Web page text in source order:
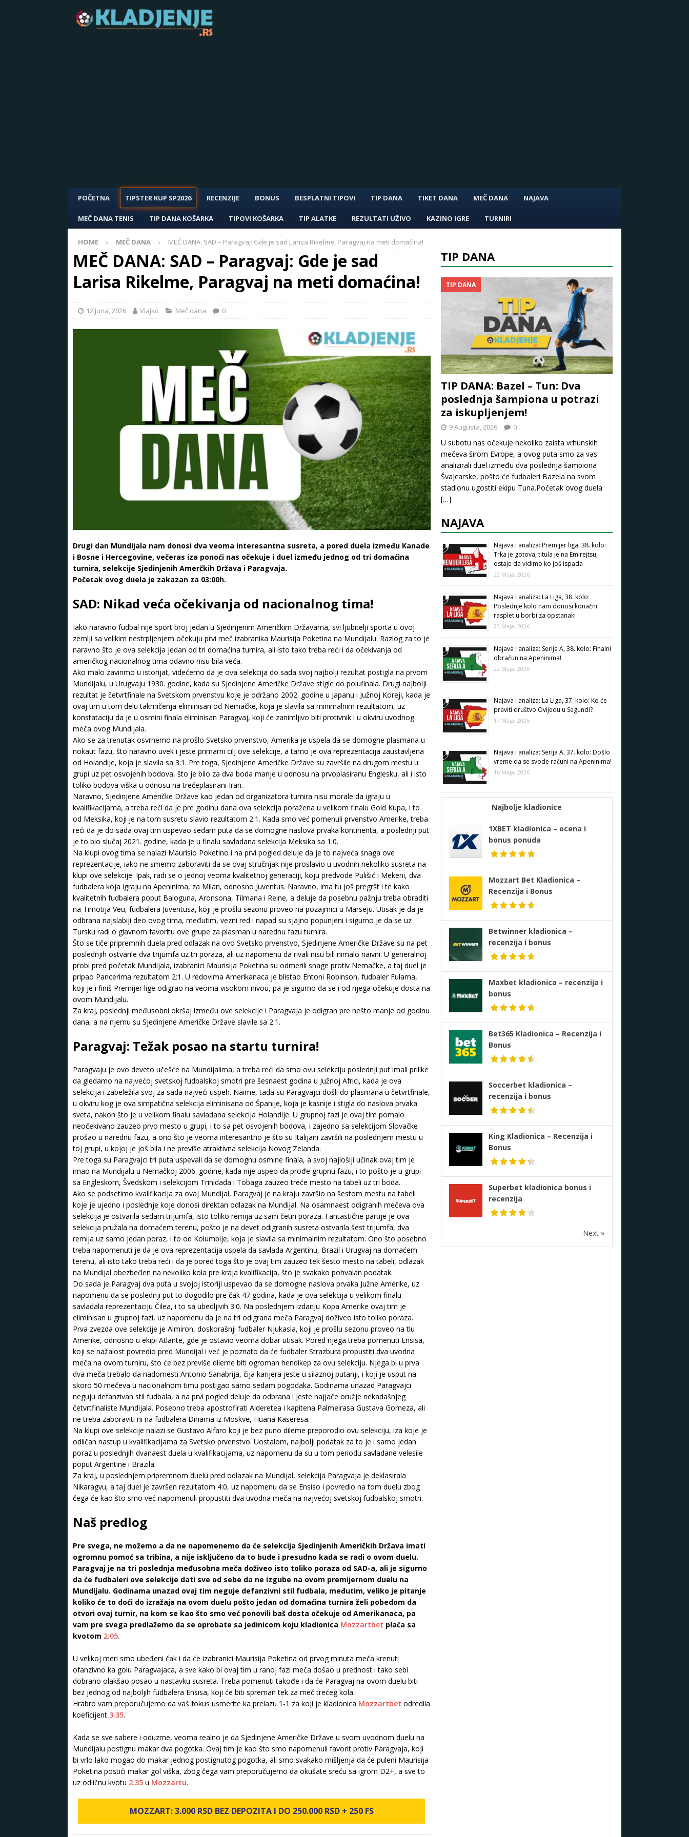
POČETNA TIPSTER KUP SP2026 RECENZIJE BONUS BESPLATNI TIPOVI TIP DANA TIKET DANA MEČ DANA NAJAVA
MEČ DANA TENIS TIP DANA KOŠARKA TIPOVI KOŠARKA TIP ALATKE REZULTATI UŽIVO KAZINO IGRE TURNIRI
HOME MEČ DANA MEČ DANA: SAD – Paragvaj: Gde je sad Larisa Rikelme, Paragvaj na meti domaćina!
MEČ DANA: SAD – Paragvaj: Gde je sad
Larisa Rikelme, Paragvaj na meti domaćina!
12 Juna, 2026 Vlajko Meč dana 0
Drugi dan Mundijala nam donosi dva veoma interesantna susreta, a pored duela između Kanade
i Bosne i Hercegovine, večeras iza ponoći nas očekuje i duel između jednog od tri domaćina
turnira, selekcije Sjedinjenih Amerčkih Država i Paragvaja.
Početak ovog duela je zakazan za 03:00h.
SAD: Nikad veća očekivanja od nacionalnog tima!
Iako naravno fudbal nije sport broj jedan u Sjedinjenim Američkim Državama, svi ljubitelji sporta u ovoj
zemlji sa velikim nestrpljenjem očekuju prvi meč izabranika Maurisija Poketina na Mundijalu. Razlog za to je
naravno što je ova selekcija jedan od tri domaćina turnira, ali isto tako treba reći i da očekivanja od
američkog nacionalnog tima odavno nisu bila veća.
Ako malo zavirimo u istorijat, videćemo da je ova selekcija do sada svoj najbolji rezultat postigla na prvom
Mundijalu, u Urugvaju 1930. godine, kada su Sjedinjene Američke Države stigle do polufinala. Drugi najbolji
rezultat je četvrtfinale na Svetskom prvenstvu koje je održano 2002. godine u Japanu i Južnoj Koreji, kada je
ovaj tim u tom delu takmičenja eliminisan od Nemačke, koja je slavila sa minimalnim rezultatom, uz
konstataciju da je u osmini finala eliminisan Paragvaj, koji će zanimljivo biti protivnik i u okviru uvodnog
meča ovog Mundijala.
Ako se za trenutak osvrnemo na prošlo Svetsko prvenstvo, Amerika je uspela da se domogne plasmana u
nokaut fazu, što naravno uvek i jeste primarni cilj ove selekcije, a tamo je ova reprezentacija zaustavljena
od Holandije, koja je slavila sa 3:1. Pre toga, Sjedinjene Američke Države su završile na drugom mestu u
grupi uz pet osvojenih bodova, što je bilo za dva boda manje u odnosu na prvoplasiranu Englesku, ali i isto
toliko bodova viška u odnosu na trećeplasirani Iran.
Naravno, Sjedinjene Američke Države kao jedan od organizatora turnira nisu morale da igraju u
kvalifikacijama, a treba reći da je pre godinu dana ova selekcija poražena u velikom finalu Gold Kupa, i to
od Meksika, koji je na tom susretu slavio rezultatom 2:1. Kada smo već pomenuli prvenstvo Amerike, treba
reći da je do sada ovaj tim uspevao sedam puta da se domogne naslova prvaka kontinenta, a poslednji put
je to bio slučaj 2021. godine, kada je u finalu savladana selekcija Meksika sa 1:0.
Na klupi ovog tima se nalazi Maurisio Poketino i na prvi pogled deluje da je to najveća snaga ove
reprezentacije, iako ne smemo zaboraviti da se ovaj stručnjak nije proslavio u uvodnih nekoliko susreta na
klupi ove selekcije. Ipak, radi se o jednoj veoma kvalitetnoj generaciji, koju predvode Pulišić i Mekeni, dva
fudbalera koja igraju na Apeninima, za Milan, odnosno Juventus. Naravno, ima tu još pregršt i te kako
kvalitetnih fudbalera poput Baloguna, Aronsona, Tilmana i Reine, a deluje da posebnu pažnju treba obraditi
na Timotija Veu, fudbalera Juventusa, koji je prošlu sezonu proveo na pozajmici u Marseju. Utisak je da je
odbrana najslabiji deo ovog tima, međutim, vezni red i napad su sjajno popunjeni i sigurno je da se uz
Tursku radi o glavnom favoritu ove grupe za plasman u narednu fazu turnira.
Što se tiče pripremnih duela pred odlazak na ovo Svetsko prvenstvo, Sjedinjene Američke Države su na pet
poslednjih ostvarile dva trijumfa uz tri poraza, ali uz napomenu da rivali nisu bili nimalo naivni. U generalnoj
probi pred početak Mundijala, izabranici Maurisija Poketina su odmerili snage protiv Nemačke, a taj duel je
pripao Pancerima rezultatom 2:1. U redovima Amerikanaca je blistao Entoni Robinson, fudbaler Fulama,
koji je i finiš Premijer lige odigrao na veoma visokom nivou, pa je sigurno da se i od njega očekuje dosta na
ovom Mundijalu.
Za kraj, poslednji međusobni okršaj između ove selekcije i Paragvaja je odigran pre nešto manje od godinu
dana, a na njemu su Sjedinjene Američke Države slavile sa 2:1.
Paragvaj: Težak posao na startu turnira!
Paragvaju je ovo deveto učešće na Mundijalima, a treba reći da smo ovu selekciju poslednji put imali prilike
da gledamo na najvećoj svetskoj fudbalskoj smotri pre šesnaest godina u Južnoj Africi, kada je ova
selekcija i zabeležila svoj za sada najveći uspeh. Naime, tada su Paragvajci došli do plasmana u četvrtfinale,
u okviru kog je ova simpatična selekcija eliminisana od Španije, koja je kasnije i stigla do naslova prvaka
sveta, nakon što je u velikom finalu savladana selekcija Holandije. U grupnoj fazi je ovaj tim pomalo
neočekivano zauzeo prvo mesto u grupi, i to sa pet osvojenih bodova, i zajedno sa selekcijom Slovačke
prošao u narednu fazu, a ono što je veoma interesantno je što su Italijani završili na poslednjem mestu u
toj grupi, u kojoj je još bila i ne previše atraktivna selekcija Novog Zelanda.
Pre toga su Paragvajci tri puta uspevali da se domognu osmine finala, a svoj najlošiji učinak ovaj tim je
imao na Mundijalu u Nemačkoj 2006. godine, kada nije uspeo da prođe grupnu fazu, i to pošto je u grupi
sa Engleskom, Švedskom i selekcijom Trinidada i Tobaga zauzeo treće mesto na tabeli uz tri boda.
Ako se podsetimo kvalifikacija za ovaj Mundijal, Paragvaj je na kraju završio na šestom mestu na tabeli
koje je ujedno i poslednje koje donosi direktan odlazak na Mundijal. Na osamnaest odigranih mečeva ova
selekcija je ostvarila sedam trijumfa, isto toliko remija uz sam četiri poraza. Fantastične partije je ova
selekcija pružala na domaćem terenu, pošto je na devet odigranih susreta ostvarila šest trijumfa, dva
remija uz samo jedan poraz, i to od Kolumbije, koja je slavila sa minimalnim rezultatom. Ono što posebno
treba napomenuti je da je ova reprezentacija uspela da savlada Argentinu, Brazil i Urugvaj na domaćem
terenu, ali isto tako treba reći i da je pored toga što je ovaj tim zauzeo tek šesto mesto na tabeli, odlazak
na Mundijal obezbeđen na nekoliko kola pre kraja kvalifikacija, što je svakako pohvalan podatak.
Do sada je Paragvaj dva puta u svojoj istoriji uspevao da se domogne naslova prvaka Južne Amerike, uz
napomenu da se poslednji put to dogodilo pre čak 47 godina, kada je ova selekcija u velikom finalu
savladala reprezentaciju Čilea, i to sa ubedljivih 3:0. Na poslednjem izdanju Kopa Amerike ovaj tim je
eliminisan u grupnoj fazi, uz napomenu da je na tri odigrana meča Paragvaj doživeo isto toliko poraza.
Prva zvezda ove selekcije je Almiron, doskorašnji fudbaler Njukasla, koji je prošlu sezonu proveo na tlu
Amerike, odnosno u ekipi Atlante, gde je ostavio veoma dobar utisak. Pored njega treba pomenuti Ensisa,
koji se nažalost povredio pred Mundijal i već je poznato da će fudbaler Strazbura propustiti dva uvodna
meča na ovom turniru, što će bez previše dileme biti ogroman hendikep za ovu selekciju. Njega bi u prva
dva meča trebalo da nadomesti Antonio Sanabrija, čija karijera jeste u silaznoj putanji, i koji je usput na
skoro 50 mečeva u nacionalnom timu postigao samo sedam pogodaka. Godinama unazad Paragvajci
neguju defanzivan stil fudbala, a na prvi pogled deluje da odbrana i jeste najjače oružje nekadašnjeg
četvrtfinaliste Mundijala. Posebno treba apostrofirati Alderetea i kapitena Palmeirasa Gustava Gomeza, ali
ne treba zaboraviti ni na fudbalera Dinama iz Moskve, Huana Kaseresa.
Na klupi ove selekcije nalazi se Gustavo Alfaro koji je bez puno dileme preporodio ovu selekciju, iza koje je
odličan nastup u kvalifikacijama za Svetsko prvenstvo. Uostalom, najbolji podatak za to je i samo jedan
poraz u poslednjih dvanaest duela u kvalifikacijama, uz napomenu da su u tom periodu savladane velesile
poput Argentine i Brazila.
Za kraj, u poslednjem pripremnom duelu pred odlazak na Mundijal, selekcija Paragvaja je deklasirala
Nikaragvu, a taj duel je završen rezultatom 4:0, uz napomenu da se Ensiso i povredio na tom duelu zbog
čega će kao što smo već napomenuli propustiti dva uvodna meča na najvećoj svetskoj fudbalskoj smotri.
Naš predlog
Pre svega, ne možemo a da ne napomenemo da će selekcija Sjedinjenih Američkih Država imati
ogromnu pomoć sa tribina, a nije isključeno da to bude i presudno kada se radi o ovom duelu.
Paragvaj je na tri poslednja međusobna meča doživeo isto toliko poraza od SAD-a, ali je sigurno
da će fudbaleri ove selekcije dati sve od sebe da ne izgube na ovom premijernom duelu na
Mundijalu. Godinama unazad ovaj tim neguje defanzivni stil fudbala, međutim, veliko je pitanje
koliko će to doći do izražaja na ovom duelu pošto jedan od domaćina turnira želi pobedom da
otvori ovaj turnir, na kom se kao što smo već ponovili baš dosta očekuje od Amerikanaca, pa
vam pre svega predlažemo da se oprobate sa jedinicom koju kladionica Mozzartbet plaća sa
kvotom 2.05.
U velikoj meri smo ubeđeni čak i da će izabranici Maurisija Poketina od prvog minuta meča krenuti
ofanzivno ka golu Paragvajaca, a sve kako bi ovaj tim u ranoj fazi meča došao u prednost i tako sebi
dobrano olakšao posao u nastavku susreta. Treba pomenuti takođe i da će Paragvaj na ovom duelu biti
bez jednog od najboljih fudbalera Ensisa, koji će biti spreman tek za meč trećeg kola.
Hrabro vam preporučujemo da vaš fokus usmerite ka prelazu 1-1 za koji je kladionica Mozzartbet odredila
koeficijent 3.35.
Kada se sve sabere i oduzme, veoma realno je da Sjedinjene Američke Države u svom uvodnom duelu na
Mundijalu postignu makar dva pogotka. Ovaj tim je kao što smo napomenuli favorit protiv Paragvaja, koji
bi vrlo lako mogao do makar jednog postignutog pogotka, ali smo svakako mišljenja da će puleni Maurisija
Poketina postići makar gol viška, zbog čega vam preporučujemo da okušate sreću sa igrom D2+, a sve to
uz odličnu kvotu 2.35 u Mozzartu.
MOZZART: 3.000 RSD BEZ DEPOZITA I DO 250.000 RSD + 250 FS
TIP DANA
TIP DANA
TIP DANA: Bazel – Tun: Dva
poslednja šampiona u potrazi
za iskupljenjem!
9 Augusta, 2026 0
U subotu nas očekuje nekoliko zaista vrhunskih
mečeva širom Evrope, a ovog puta smo za vas
analizirali duel između dva poslednja šampiona
Švajcarske, pošto će fudbaleri Bazela na svom
stadionu ugostiti ekipu Tuna.Početak ovog duela
[…]
NAJAVA
Najava i analiza: Premijer liga, 38. kolo:
Trka je gotova, titula je na Emirejtsu,
ostaje da vidimo ko još ispada
23 Maja, 2026
Najava i analiza: La Liga, 38. kolo:
Poslednje kolo nam donosi konačni
rasplet u borbi za opstanak!
23 Maja, 2026
Najava i analiza: Serija A, 38. kolo: Finalni
obračun na Apeninima!
22 Maja, 2026
Najava i analiza: La Liga, 37. kolo: Ko će
praviti društvo Ovijedu u Segundi?
17 Maja, 2026
Najava i analiza: Serija A, 37. kolo: Došlo
vreme da se svode računi na Apeninima!
16 Maja, 2026
Najbolje kladionice
1XBET kladionica – ocena i
bonus ponuda
Mozzart Bet Kladionica –
Recenzija i Bonus
Betwinner kladionica –
recenzija i bonus
Maxbet kladionica – recenzija i
bonus
Bet365 Kladionica – Recenzija i
Bonus
Soccerbet kladionica –
recenzija i bonus
King Kladionica – Recenzija i
Bonus
Superbet kladionica bonus i
recenzija
Next »